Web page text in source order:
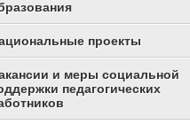
проекты
и меры социальной
педагогических